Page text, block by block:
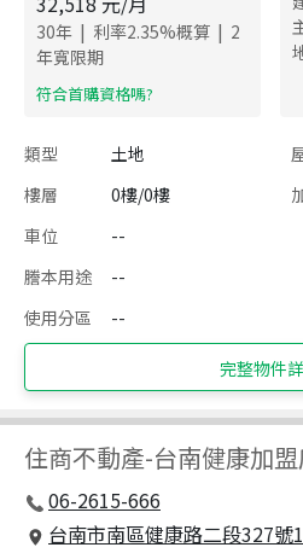
30年 | 利率2.35%概算 | 2
年寬限期
​符合首購資格嗎?
類型 土地
樓層
0樓/0樓
車位
--
謄本用途
--
使用分區
--
完整物件
住商不動產-台南健康加
06-2615-666
台南市南區健康路二段327號